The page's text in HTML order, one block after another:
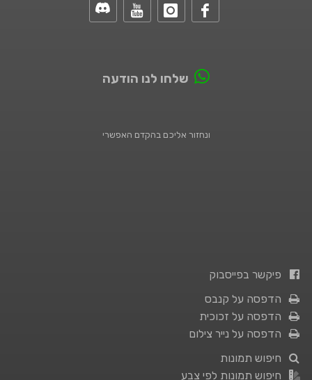
שלחו לנו הודעה
ונחזור אליכם בהקדם האפשרי
פיקשר בפייסבוק
הדפסה על קנבס
הדפסה על זכוכית
הדפסה על נייר צילום
חיפוש תמונות
חיפוש תמונות לפי צבע